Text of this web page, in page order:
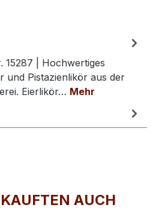
15287 | Hochwertiges
und Pistazienlikör aus der
Eierlikör… Mehr
AUCH